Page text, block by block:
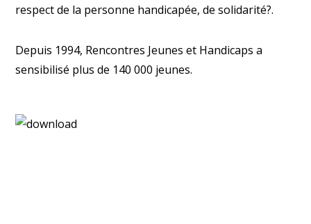
respect de la personne handicapée, de solidarité?.
Depuis 1994, Rencontres Jeunes et Handicaps a
sensibilisé plus de 140 000 jeunes.